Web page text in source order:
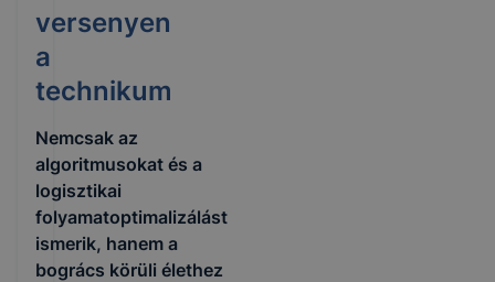
versenyen
a
technikum
Nemcsak az
algoritmusokat és a
logisztikai
folyamatoptimalizálást
ismerik, hanem a
bogrács körüli élethez